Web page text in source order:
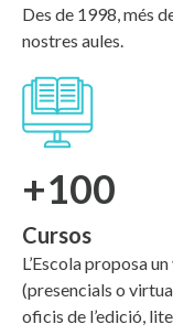
Des de 1998, més
nostres aules.
+100
Cursos
L’Escola proposa
(presencials o
oficis de l’edició,